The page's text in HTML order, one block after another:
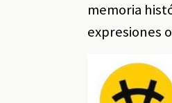
memoria
expresiones